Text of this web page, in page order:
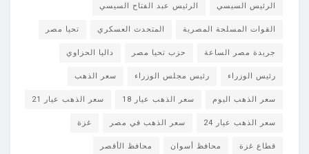
الرئيس السيسي الرئيس عبد الفتاح السيسي
القوات المسلحة المصرية المتحدث العسكري تحيا مصر
جريدة مصر الساعة حزب تحيا مصر داليا الحزاوي
رئيس الوزراء رئيس مجلس الوزراء سعر الذهب
سعر الذهب اليوم سعر الذهب عيار 18 سعر الذهب عيار 21
سعر الذهب عيار 24 سعر الذهب في مصر غزة
قطاع غزة محافظ أسوان محافظ الأقصر